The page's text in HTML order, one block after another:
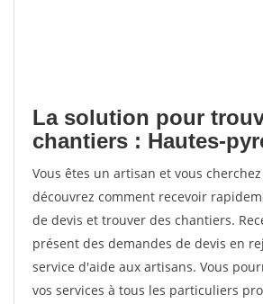
La solution pour
chantiers : Hautes-
Vous êtes un artisan et vous
découvrez comment recevoir
de devis et trouver des chantiers.
présent des demandes de devis en
service d'aide aux artisans. Vous
vos services à tous les particuliers